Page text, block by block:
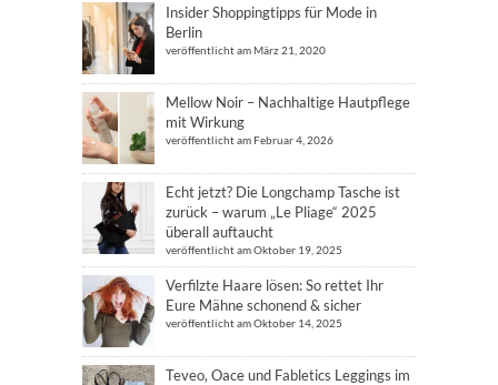
Insider Shoppingtipps für Mode in
Berlin
veröffentlicht am März 21, 2020
Mellow Noir – Nachhaltige Hautpflege
mit Wirkung
veröffentlicht am Februar 4, 2026
Echt jetzt? Die Longchamp Tasche ist
zurück – warum „Le Pliage“ 2025
überall auftaucht
veröffentlicht am Oktober 19, 2025
Verfilzte Haare lösen: So rettet Ihr
Eure Mähne schonend & sicher
veröffentlicht am Oktober 14, 2025
Teveo, Oace und Fabletics Leggings im